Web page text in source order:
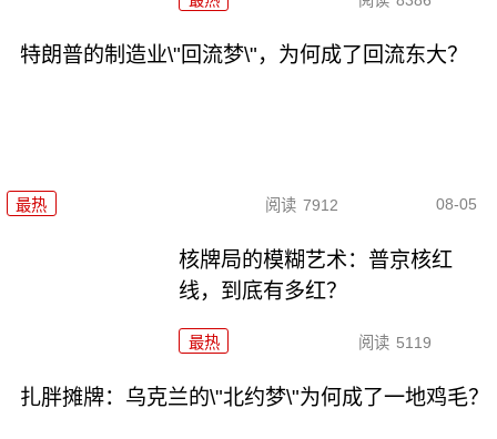
特朗普的制造业\"回流梦\"，为何成了回流东大？
最热 阅读 7912 08-05
核牌局的模糊艺术：普京核红
线，到底有多红？
最热 阅读 5119
扎胖摊牌：乌克兰的\"北约梦\"为何成了一地鸡毛？